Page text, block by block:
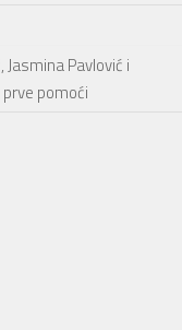
Jasmina Pavlović i
pomoći